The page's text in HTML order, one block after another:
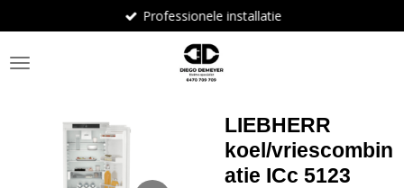
direct
naar
de
Professionele installatie
LIEBHERR
koel/vriescombin
atie ICc 5123